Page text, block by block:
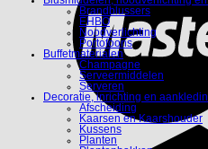
Brandblussers
EHBO
Noodverlichting
Portofoons
Buffetmaterialen
Champagne
Serveermiddelen
Serveren
Decoratie, inrichting en
Afscheiding
Kaarsen en Kaarshouder
Kussens
Planten